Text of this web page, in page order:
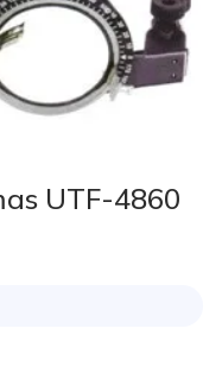
UTF-4860